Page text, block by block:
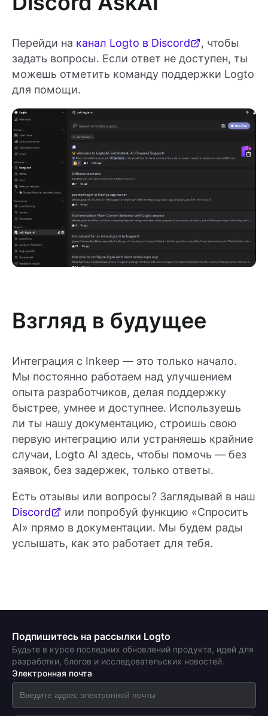
Перейди на канал Logto в Discord
, чтобы
задать вопросы. Если ответ не доступен, ты
можешь отметить команду поддержки Logto
для помощи.
Взгляд в будущее
Интеграция с Inkeep — это только начало.
Мы постоянно работаем над улучшением
опыта разработчиков, делая поддержку
быстрее, умнее и доступнее. Используешь
ли ты нашу документацию, строишь свою
первую интеграцию или устраняешь крайние
случаи, Logto AI здесь, чтобы помочь — без
заявок, без задержек, только ответы.
Есть отзывы или вопросы? Заглядывай в наш
Discord
или попробуй функцию «Спросить
AI» прямо в документации. Мы будем рады
услышать, как это работает для тебя.
Подпишитесь на рассылки Logto
Будьте в курсе последних обновлений продукта, идей для
разработки, блогов и исследовательских новостей.
Электронная почта